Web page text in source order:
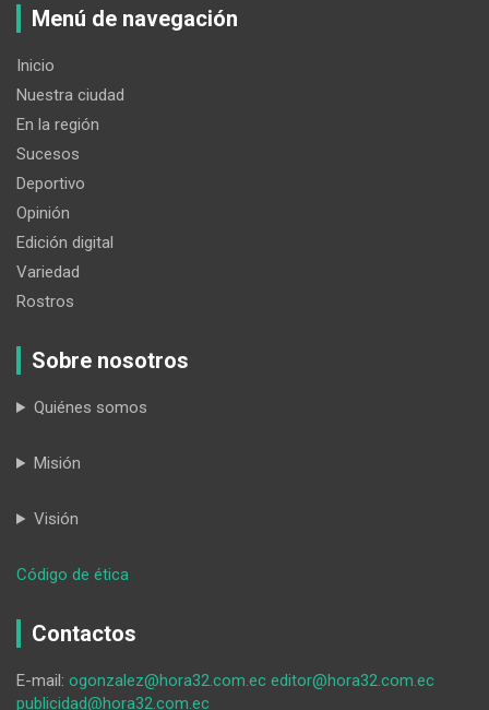
Menú de navegación
Inicio
Nuestra ciudad
En la región
Sucesos
Deportivo
Opinión
Edición digital
Variedad
Rostros
Sobre nosotros
Quiénes somos
Misión
Visión
Código de ética
llena
fiesta
Contactos
E-mail: ogonzalez@hora32.com.ec editor@hora32.com.ec
publicidad@hora32.com.ec